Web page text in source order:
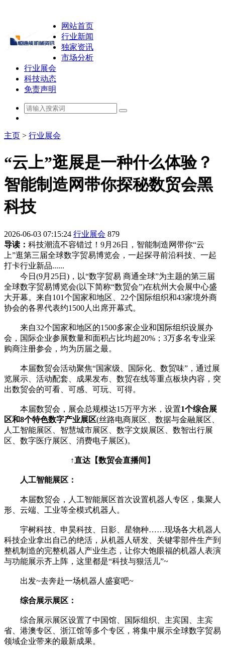
网站首页
行业新闻
独家资讯
市场分析
行业展会
科技动态
免责声明
主页 > 行业展会
“云上”逛展是一种什么体验？
智能制造网带你探秘数贸会黑
科技
2026-06-03 07:15:24 行业展会 879
导读： 科技潮流不容错过！9月26日，智能制造网带你“云
上”逛第三届全球数字贸易博览会，一起探寻前沿科技、一起
打卡行业新品......
今日(9月25日)，以“数字贸易 商通全球”为主题的第三届
全球数字贸易博览会(以下简称“数贸会”)在杭州大会展中心盛
大开幕。来自101个国家和地区、22个国际组织和43家境外商
协会的各界代表约1500人出席开幕式。
来自32个国家和地区的1500多家企业和国际组织设展办
会，国际企业参展数量和面积占比均超20%；3万多名专业采
购商注册参会，均为历届之最。
本届数贸会活动聚焦“国家级、国际化、数贸味”，通过展
览展示、活动配套、成果发布、数贸在线等重点板块内容，突
出数贸会的可看、可感、可玩、可得。
本届数贸会，展会总规模达15万平方米，设置1个综合展
区和8个特色数字产业展区(丝路电商展区、数据与金融展区、
人工智能展区、智慧城市展区、数字文娱展区、数智出行展
区、数字医疗展区、消费电子展区)。
↑直达【数贸会直播间】
人工智能展区：
本届数贸会，人工智能展区首次设置机器人专区，集聚人
形、云端、工业等全模式机器人。
宇树科技、申昊科技、日影、星物种……现场各大机器人
科技企业拿出自己的绝活，从机器人研发、关键零部件生产到
整机制造的完整机器人产业生态，让你大饱眼福的机器人表演
与功能展示齐上阵，这里都是“科技与狠活儿”~
出发~去奔赴一场机器人盛宴吧~
综合展示展区：
综合展示展区设置了中国馆、国际组织、主宾国、主宾
省、港澳专区、浙江馆等多个专区，将集中展示全球数字贸易
领域企业带来的最新成果。